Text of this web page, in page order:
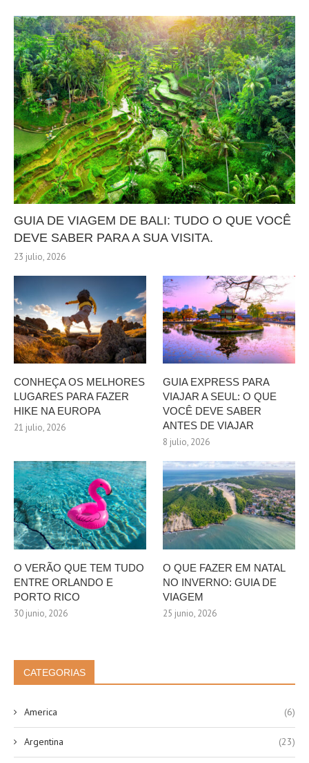
GUIA DE VIAGEM DE BALI: TUDO O QUE VOCÊ
DEVE SABER PARA A SUA VISITA.
23 julio, 2026
CONHEÇA OS MELHORES
LUGARES PARA FAZER
HIKE NA EUROPA
21 julio, 2026
GUIA EXPRESS PARA
VIAJAR A SEUL: O QUE
VOCÊ DEVE SABER
ANTES DE VIAJAR
8 julio, 2026
O VERÃO QUE TEM TUDO
ENTRE ORLANDO E
PORTO RICO
30 junio, 2026
O QUE FAZER EM NATAL
NO INVERNO: GUIA DE
VIAGEM
25 junio, 2026
CATEGORIAS
America (6)
Argentina (23)